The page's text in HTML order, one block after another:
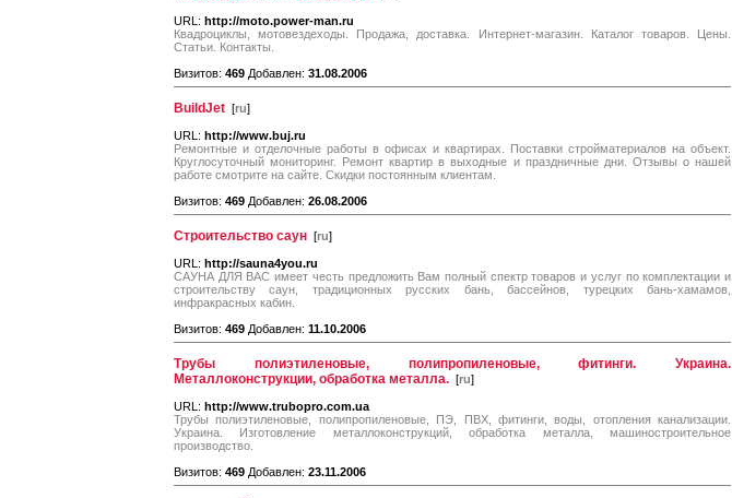
URL: http://moto.power-man.ru
Квадроциклы, мотовездеходы. Продажа, доставка. Интернет-магазин. Каталог товаров. Цены.
Статьи. Контакты.
Визитов: 469 Добавлен: 31.08.2006
BuildJet [ru]
URL: http://www.buj.ru
Ремонтные и отделочные работы в офисах и квартирах. Поставки стройматериалов на объект.
Круглосуточный мониторинг. Ремонт квартир в выходные и праздничные дни. Отзывы о нашей
работе смотрите на сайте. Скидки постоянным клиентам.
Визитов: 469 Добавлен: 26.08.2006
Строительство саун [ru]
URL: http://sauna4you.ru
САУНА ДЛЯ ВАС имеет честь предложить Вам полный спектр товаров и услуг по комплектации и
строительству саун, традиционных русских бань, бассейнов, турецких бань-хамамов,
инфракрасных кабин.
Визитов: 469 Добавлен: 11.10.2006
Трубы полиэтиленовые, полипропиленовые, фитинги. Украина.
Металлоконструкции, обработка металла. [ru]
URL: http://www.trubopro.com.ua
Трубы полиэтиленовые, полипропиленовые, ПЭ, ПВХ, фитинги, воды, отопления канализации.
Украина. Изготовление металлоконструкций, обработка металла, машиностроительное
производство.
Визитов: 469 Добавлен: 23.11.2006